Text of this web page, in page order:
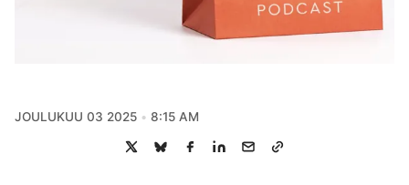
JOULUKUU 03 2025 8:15 AM